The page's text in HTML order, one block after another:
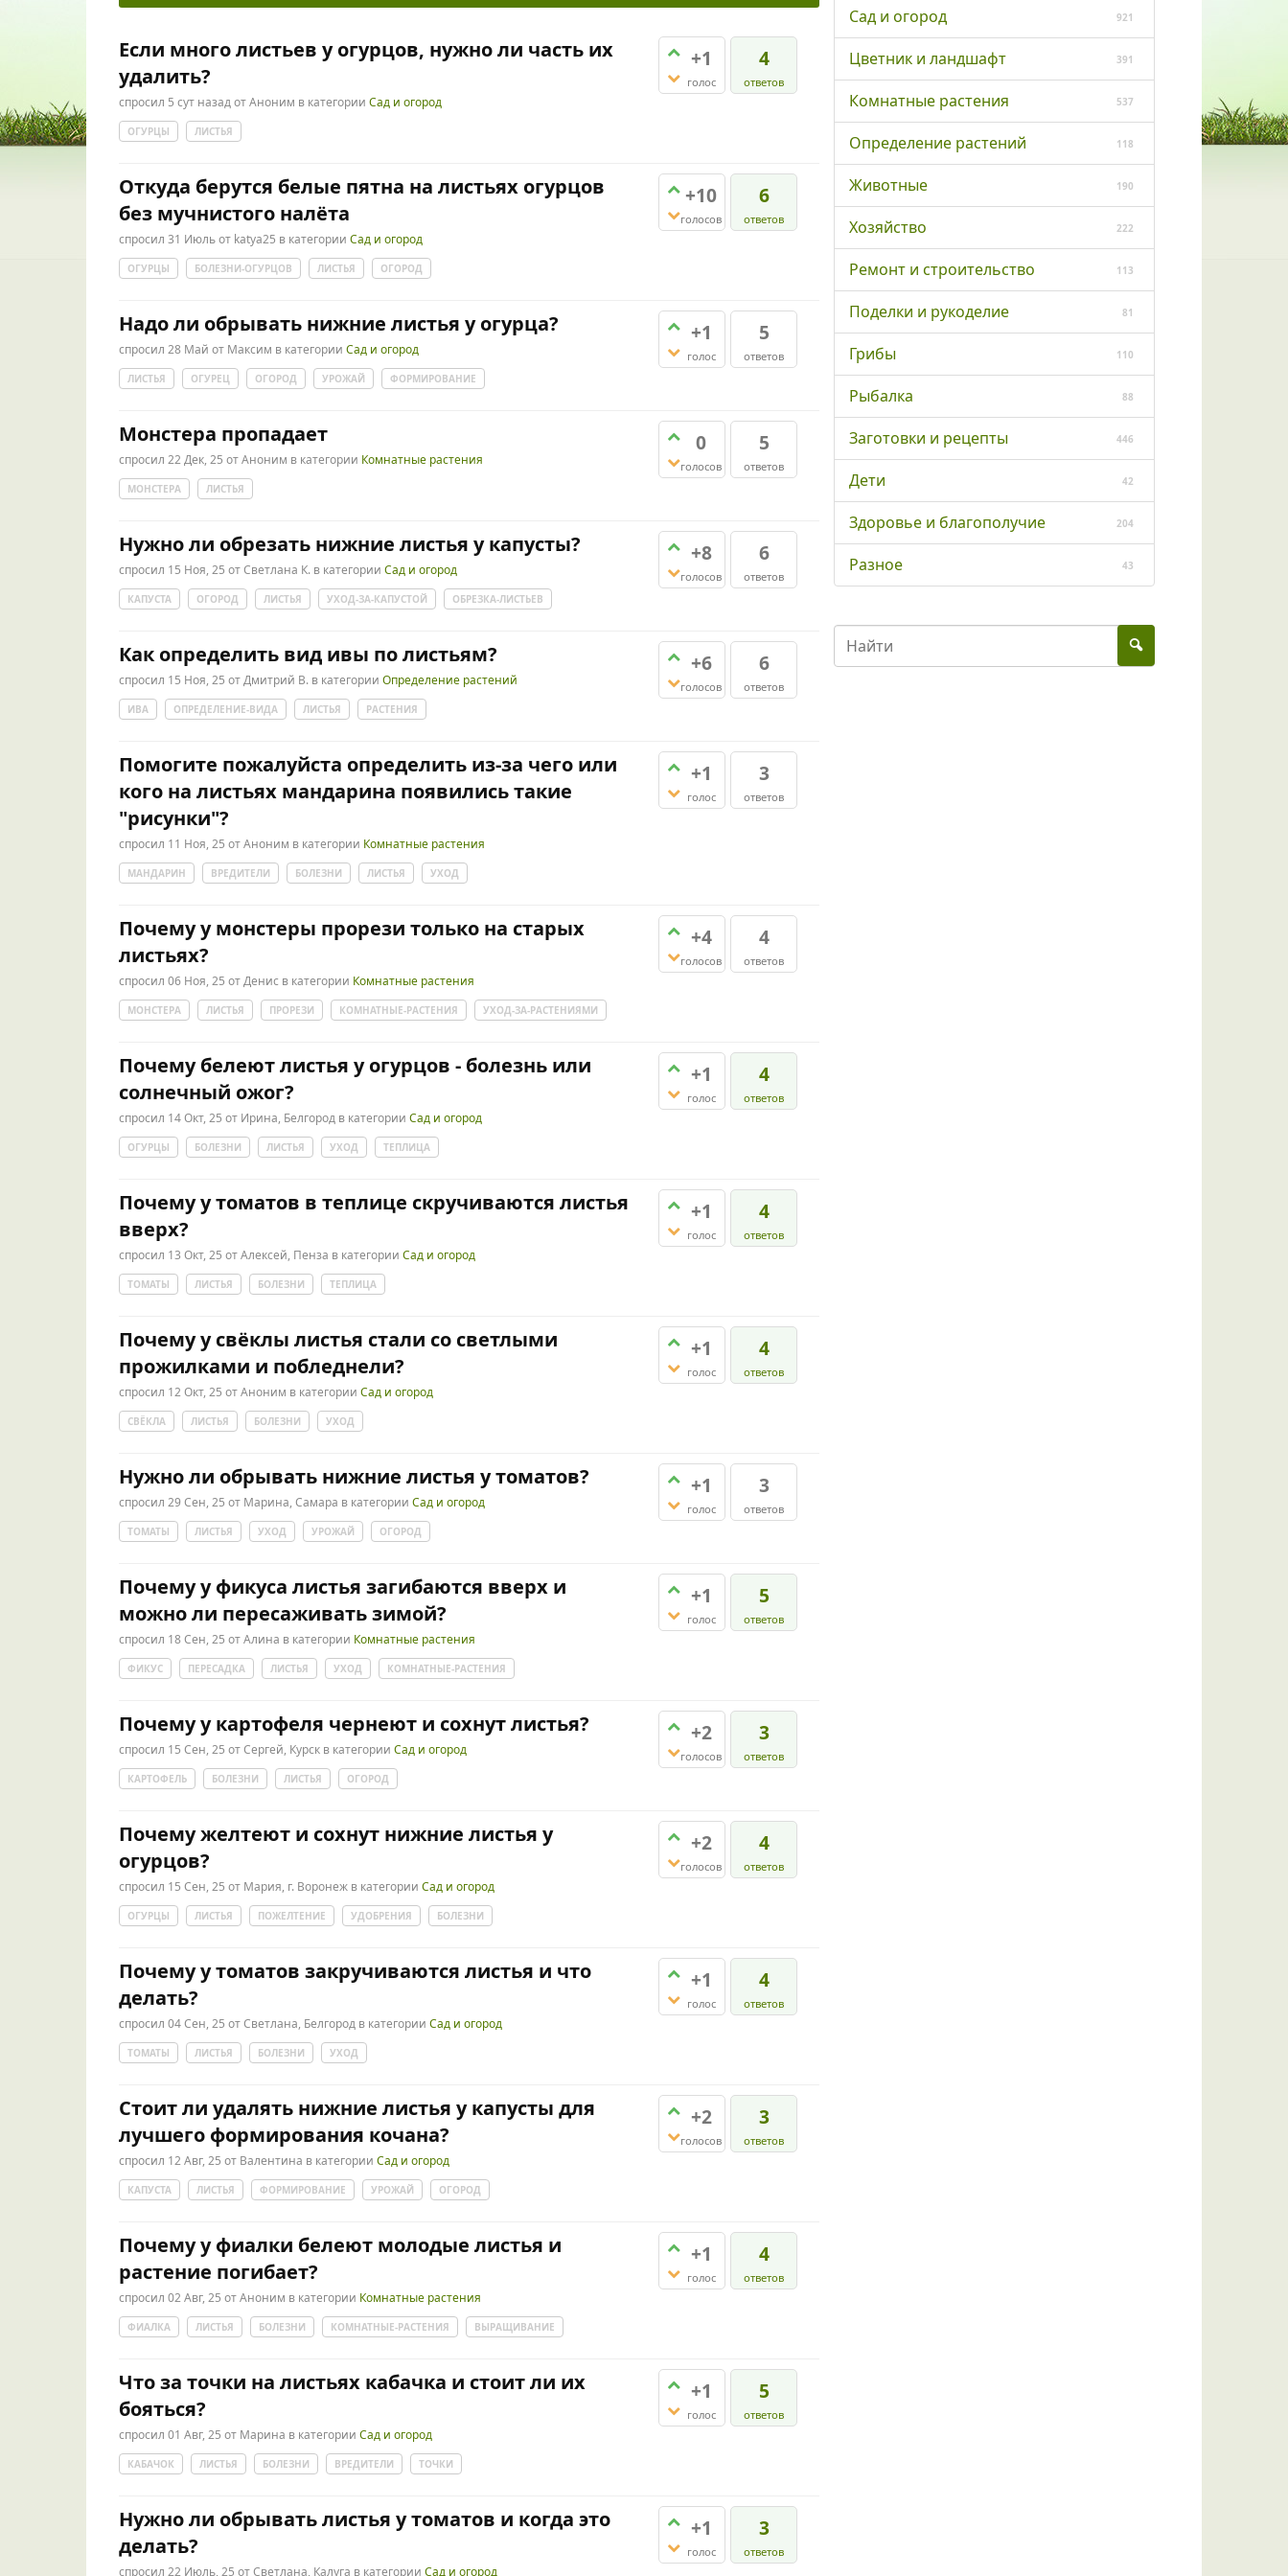
+1
голос
4
ответов
Если много листьев у огурцов, нужно ли часть их
удалить?
спросил 5 сут назадотАноним в категории Сад и огород
ОГУРЦЫ ЛИСТЬЯ
+10
голосов
6
ответов
Откуда берутся белые пятна на листьях огурцов
без мучнистого налёта
спросил 31 Июльот katya25 в категории Сад и огород
ОГУРЦЫ БОЛЕЗНИ-ОГУРЦОВ ЛИСТЬЯ ОГОРОД
+1
голос
5
ответов
Надо ли обрывать нижние листья у огурца?
спросил 28 Май от Максим в категории Сад и огород
ЛИСТЬЯ ОГУРЕЦ ОГОРОД УРОЖАЙ ФОРМИРОВАНИЕ
0
голосов
5
ответов
Монстера пропадает
спросил 22 Дек, 25 отАноним в категории Комнатные растения
МОНСТЕРА ЛИСТЬЯ
+8
голосов
6
ответов
Нужно ли обрезать нижние листья у капусты?
спросил 15 Ноя, 25 отСветлана К. в категории Сад и огород
КАПУСТА ОГОРОД ЛИСТЬЯ УХОД-ЗА-КАПУСТОЙ ОБРЕЗКА-ЛИСТЬЕВ
+6
голосов
6
ответов
Как определить вид ивы по листьям?
спросил 15 Ноя, 25 отДмитрий В. в категории Определение растений
ИВА ОПРЕДЕЛЕНИЕ-ВИДА ЛИСТЬЯ РАСТЕНИЯ
+1
голос
3
ответов
Помогите пожалуйста определить из-за чего или
кого на листьях мандарина появились такие
"рисунки"?
спросил 11 Ноя, 25 отАноним в категории Комнатные растения
МАНДАРИН ВРЕДИТЕЛИ БОЛЕЗНИ ЛИСТЬЯ УХОД
+4
голосов
4
ответов
Почему у монстеры прорези только на старых
листьях?
спросил 06 Ноя, 25 отДенис в категории Комнатные растения
МОНСТЕРА ЛИСТЬЯ ПРОРЕЗИ КОМНАТНЫЕ-РАСТЕНИЯ УХОД-ЗА-РАСТЕНИЯМИ
+1
голос
4
ответов
Почему белеют листья у огурцов - болезнь или
солнечный ожог?
спросил 14 Окт, 25 от Ирина, Белгород в категории Сад и огород
ОГУРЦЫ БОЛЕЗНИ ЛИСТЬЯ УХОД ТЕПЛИЦА
+1
голос
4
ответов
Почему у томатов в теплице скручиваются листья
вверх?
спросил 13 Окт, 25 отАлексей, Пенза в категории Сад и огород
ТОМАТЫ ЛИСТЬЯ БОЛЕЗНИ ТЕПЛИЦА
+1
голос
4
ответов
Почему у свёклы листья стали со светлыми
прожилками и побледнели?
спросил 12 Окт, 25 отАноним в категории Сад и огород
СВЁКЛА ЛИСТЬЯ БОЛЕЗНИ УХОД
+1
голос
3
ответов
Нужно ли обрывать нижние листья у томатов?
спросил 29 Сен, 25 от Марина, Самара в категории Сад и огород
ТОМАТЫ ЛИСТЬЯ УХОД УРОЖАЙ ОГОРОД
+1
голос
5
ответов
Почему у фикуса листья загибаются вверх и
можно ли пересаживать зимой?
спросил 18 Сен, 25 отАлина в категории Комнатные растения
ФИКУС ПЕРЕСАДКА ЛИСТЬЯ УХОД КОМНАТНЫЕ-РАСТЕНИЯ
+2
голосов
3
ответов
Почему у картофеля чернеют и сохнут листья?
спросил 15 Сен, 25 отСергей, Курск в категории Сад и огород
КАРТОФЕЛЬ БОЛЕЗНИ ЛИСТЬЯ ОГОРОД
+2
голосов
4
ответов
Почему желтеют и сохнут нижние листья у
огурцов?
спросил 15 Сен, 25 от Мария, г. Воронеж в категории Сад и огород
ОГУРЦЫ ЛИСТЬЯ ПОЖЕЛТЕНИЕ УДОБРЕНИЯ БОЛЕЗНИ
+1
голос
4
ответов
Почему у томатов закручиваются листья и что
делать?
спросил 04 Сен, 25 отСветлана, Белгород в категории Сад и огород
ТОМАТЫ ЛИСТЬЯ БОЛЕЗНИ УХОД
+2
голосов
3
ответов
Стоит ли удалять нижние листья у капусты для
лучшего формирования кочана?
спросил 12 Авг, 25 от Валентина в категории Сад и огород
КАПУСТА ЛИСТЬЯ ФОРМИРОВАНИЕ УРОЖАЙ ОГОРОД
+1
голос
4
ответов
Почему у фиалки белеют молодые листья и
растение погибает?
спросил 02 Авг, 25 отАноним в категории Комнатные растения
ФИАЛКА ЛИСТЬЯ БОЛЕЗНИ КОМНАТНЫЕ-РАСТЕНИЯ ВЫРАЩИВАНИЕ
+1
голос
5
ответов
Что за точки на листьях кабачка и стоит ли их
бояться?
спросил 01 Авг, 25 от Марина в категории Сад и огород
КАБАЧОК ЛИСТЬЯ БОЛЕЗНИ ВРЕДИТЕЛИ ТОЧКИ
+1
голос
3
ответов
Нужно ли обрывать листья у томатов и когда это
делать?
спросил 22 Июль, 25 отСветлана, Калуга в категории Сад и огород
Сад и огород 921
Цветник и ландшафт 391
Комнатные растения 537
Определение растений 118
Животные 190
Хозяйство 222
Ремонт и строительство 113
Поделки и рукоделие 81
Грибы 110
Рыбалка 88
Заготовки и рецепты 446
Дети 42
Здоровье и благополучие 204
Разное 43